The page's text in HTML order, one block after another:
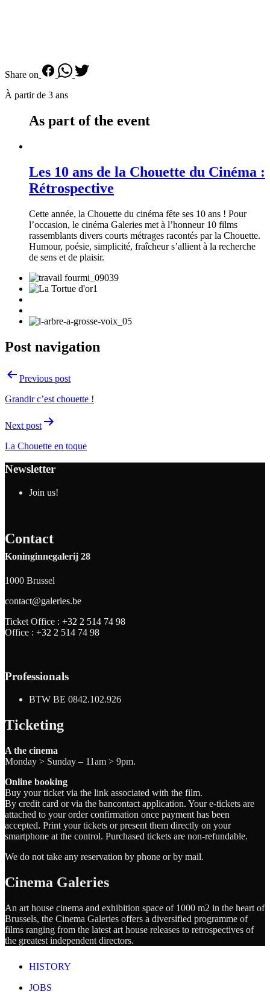
Share on
À partir de 3 ans
As part of the event
Les 10 ans de la Chouette du Cinéma :
Rétrospective
Cette année, la Chouette du cinéma fête ses 10 ans ! Pour
l’occasion, le cinéma Galeries met à l’honneur 10 films
rassemblants divers courts métrages racontés par la Chouette.
Humour, poésie, simplicité, fraîcheur s’allient à la recherche
de sens et de plaisir.
Post navigation
Previous post
Grandir c’est chouette !
Next post
La Chouette en toque
Newsletter
Join us!
Contact
Koninginnegalerij 28
1000 Brussel
contact@galeries.be
Ticket Office : +32 2 514 74 98
Office : +32 2 514 74 98
Professionals
BTW BE 0842.102.926
Ticketing
A the cinema
Monday > Sunday – 11am > 9pm.
Online booking
Buy your ticket via the link associated with the film.
By credit card or via the bancontact application. Your e-tickets are
attached to your order confirmation once payment has been
accepted. Print your tickets or present them directly on your
smartphone at the control. Purchased tickets are non-refundable.
We do not take any reservation by phone or by mail.
Cinema Galeries
An art house cinema and exhibition space of 1000 m2 in the heart of
Brussels, the Cinema Galeries offers a diversified programme of
films ranging from the latest art house releases to retrospectives of
the greatest independent directors.
HISTORY
JOBS